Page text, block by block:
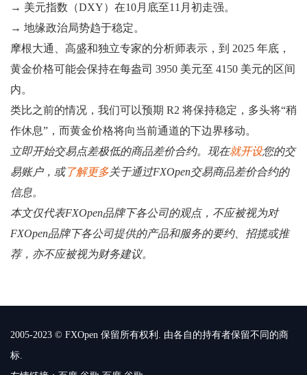
→ 美元指数（DXY）在10月底至11月初走强。
→ 地缘政治局势趋于稳定。
摩根大通、高盛和独立专家的分析师表示，到 2025 年底，
黄金价格可能会保持在每盎司 3950 美元至 4150 美元的区间
内。
类比之前的情况，我们可以预期 R2 将保持稳定，多头将“稍
作休息”，而黄金价格将向当前通道的下边界移动。
立即开始交易点差极低的商品差价合约。现在就开设您的交
易账户，或了解更多关于通过FXOpen交易商品差价合约的
信息。
本文仅代表FXOpen品牌下各公司的观点，不应被视为对
FXOpen品牌下各公司提供的产品和服务的要约、招揽或推
荐，亦不应被视为财务建议。
2005-2023 © FXOpen 保留所有权利. 由各自的持有者保留不同的商
标.